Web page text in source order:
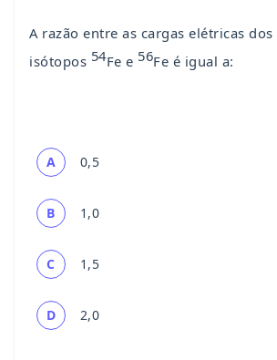
A razão entre as cargas elétricas
isótopos 54Fe e 56Fe é igual a:
A 0,5
B 1,0
C 1,5
D 2,0